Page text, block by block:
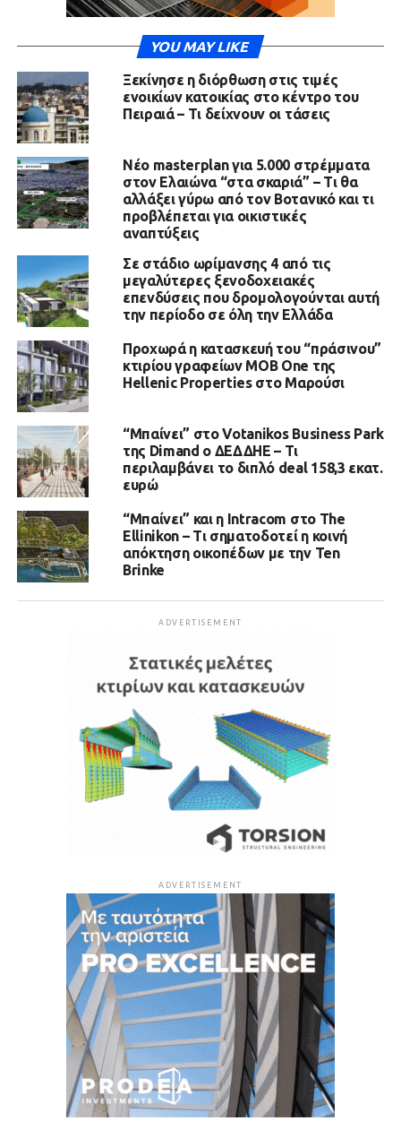
YOU MAY LIKE
Ξεκίνησε η διόρθωση στις τιμές
ενοικίων κατοικίας στο κέντρο του
Πειραιά – Τι δείχνουν οι τάσεις
Νέο masterplan για 5.000 στρέμματα
στον Ελαιώνα “στα σκαριά” – Τι θα
αλλάξει γύρω από τον Βοτανικό και τι
προβλέπεται για οικιστικές
αναπτύξεις
Σε στάδιο ωρίμανσης 4 από τις
μεγαλύτερες ξενοδοχειακές
επενδύσεις που δρομολογούνται αυτή
την περίοδο σε όλη την Ελλάδα
Προχωρά η κατασκευή του “πράσινου”
κτιρίου γραφείων MOB One της
Hellenic Properties στο Μαρούσι
“Μπαίνει” στο Votanikos Business Park
της Dimand ο ΔΕΔΔΗΕ – Τι
περιλαμβάνει το διπλό deal 158,3 εκατ.
ευρώ
“Μπαίνει” και η Intracom στο The
Ellinikon – Τι σηματοδοτεί η κοινή
απόκτηση οικοπέδων με την Ten
Brinke
ADVERTISEMENT
ADVERTISEMENT